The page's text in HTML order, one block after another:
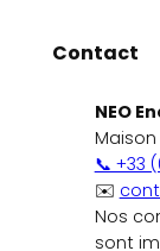
Contact
NEO
📞 +33
✉️
Nos
sont